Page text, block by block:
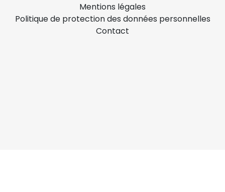
Mentions légales
Politique de protection des données personnelles
Contact